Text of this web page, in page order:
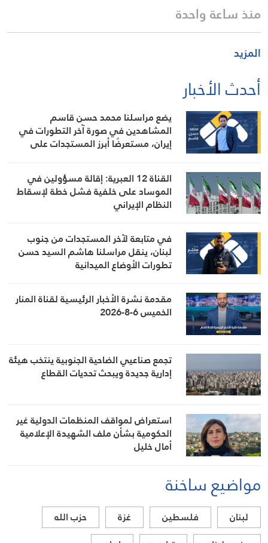
منذ ساعة واحدة
المزيد
أحدث الأخبار
يضع مراسلنا محمد حسن قاسم
المشاهدين في صورة آخر التطورات في
إيران، مستعرضًا أبرز المستجدات على
المواقف الرسمية وأبرز التطورات ذات
الصلة بالشأنين الداخلي والإقليمي
القناة 12 العبرية: إقالة مسؤولين في
الموساد على خلفية فشل خطة لإسقاط
النظام الإيراني
في متابعة لآخر المستجدات من جنوب
لبنان، ينقل مراسلنا هاشم السيد حسن
تطورات الأوضاع الميدانية
مقدمة نشرة الأخبار الرئيسية لقناة المنار
الخميس 6-8-2026
تجمع صناعيي الضاحية الجنوبية ينتخب هيئة
إدارية جديدة ويبحث تحديات القطاع
استعراض لمواقف المنظمات الدولية غير
الحكومية بشأن ملف الشهيدة الإعلامية
أمال خليل
مواضيع ساخنة
لبنان فلسطين غزة
حزب الله